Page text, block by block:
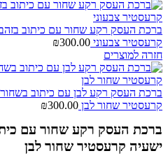
ברכת העסק רקע שחור עם כיתוב
קרעסטיר צבעוני
₪300.00
חזרה למוצרים
ברכת העסק רקע לבן עם כיתוב
קרעסטיר שחור לבן
₪300.00
ברכת העסק רקע שחור עם
ישעיה קרעסטיר שחור לבן